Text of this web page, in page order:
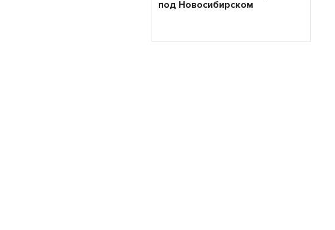
под Новосибирском